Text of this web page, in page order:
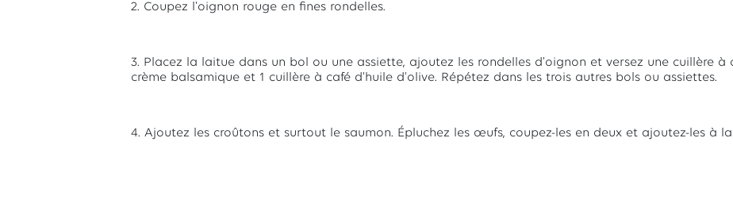
2. Coupez l'oignon rouge en fines rondelles.
3. Placez la laitue dans un bol ou une assiette, ajoutez les rondelles d'oignon et versez une cuillère à
crème balsamique et 1 cuillère à café d'huile d'olive. Répétez dans les trois autres bols ou assiettes.
4. Ajoutez les croûtons et surtout le saumon. Épluchez les œufs, coupez-les en deux et ajoutez-les à